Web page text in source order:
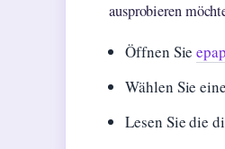
ausprobieren
Öffnen Sie
Wählen Sie
Lesen Sie die